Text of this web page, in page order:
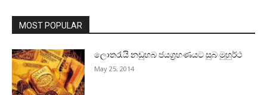
MOST POPULAR
ලොතරැයි නඩුහබ ජයග්‍රහණයට සුබ මුහුර්ථ
May 25, 2014